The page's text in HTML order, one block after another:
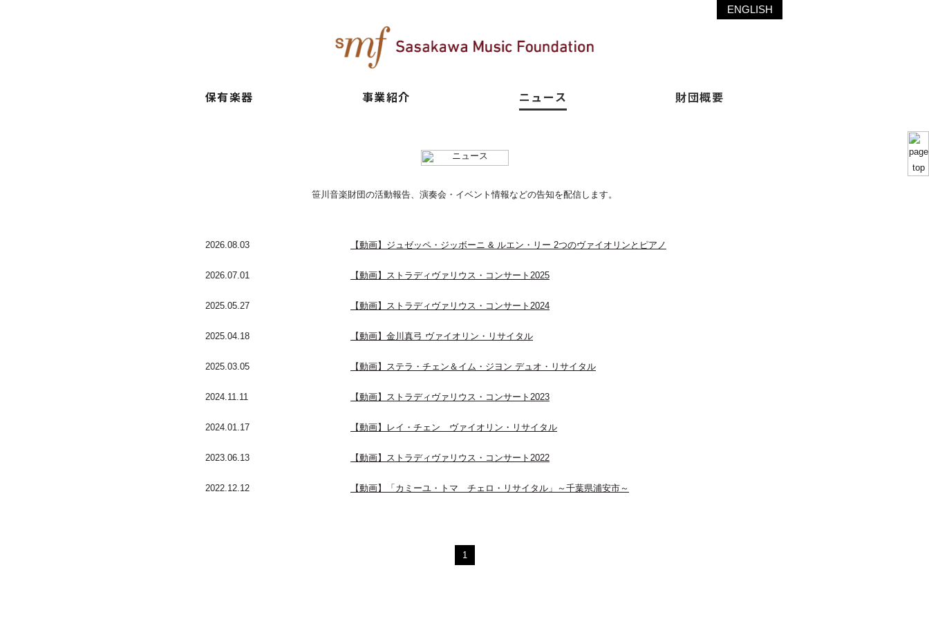
ENGLISH
保有楽器 事業紹介 ニュース 財団概要
笹川音楽財団の活動報告、演奏会・イベント情報などの告知を配信します。
2026.08.03 【動画】ジュゼッペ・ジッボーニ & ルエン・リー 2つのヴァイオリンとピアノ
2026.07.01 【動画】ストラディヴァリウス・コンサート2025
2025.05.27 【動画】ストラディヴァリウス・コンサート2024
2025.04.18 【動画】金川真弓 ヴァイオリン・リサイタル
2025.03.05 【動画】ステラ・チェン＆イム・ジヨン デュオ・リサイタル
2024.11.11 【動画】ストラディヴァリウス・コンサート2023
2024.01.17 【動画】レイ・チェン ヴァイオリン・リサイタル
2023.06.13 【動画】ストラディヴァリウス・コンサート2022
2022.12.12 【動画】「カミーユ・トマ チェロ・リサイタル」～千葉県浦安市～
1